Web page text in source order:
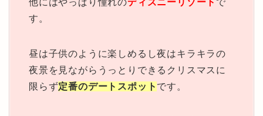
他にはやっぱり憧れのディズニーリゾート で
す。
昼は子供のように楽しめるし夜はキラキラの
夜景を見ながらうっとりできるクリスマスに
限らず定番のデートスポット です。